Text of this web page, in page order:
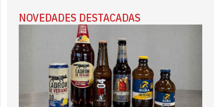
NOVEDADES DESTACADAS